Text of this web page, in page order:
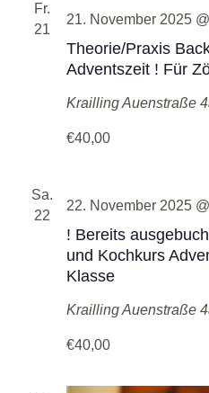
Fr.
21
Theorie/Praxis
Adventszeit ! Für
21. November 2025
KraillingAuenstraße
€40,00
Sa.
22
! Bereits
und Kochkurs
Klasse
22. November 2025
KraillingAuenstraße
€40,00